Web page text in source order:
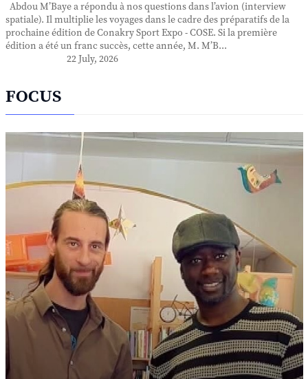
Abdou M’Baye a répondu à nos questions dans l’avion (interview
spatiale). Il multiplie les voyages dans le cadre des préparatifs de la
prochaine édition de Conakry Sport Expo - COSE. Si la première
édition a été un franc succès, cette année, M. M’B...
22 July, 2026
FOCUS